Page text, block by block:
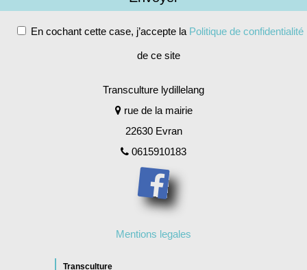
En cochant cette case, j’accepte la Politique de confidentialité
de ce site
Transculture lydillelang
rue de la mairie
22630 Evran
0615910183
Mentions legales
Transculture